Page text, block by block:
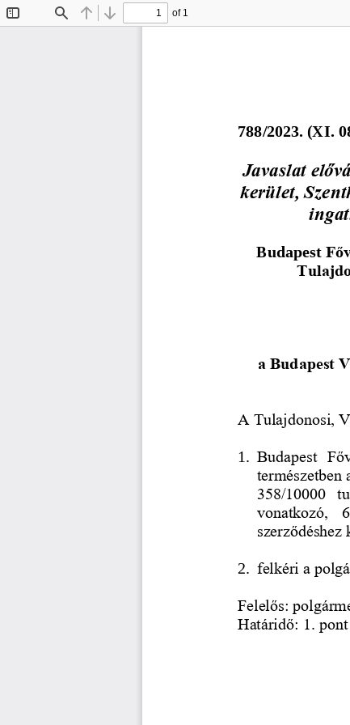
Find Previous
Next
of 1
788/2023. (XI. 0
Javaslat
kerület,
Budapest
a Budapest
A Tulajdonosi,
1. Budapest
358/10000
vonatkozó,
2. felkéri a
Felelős:
Határidő: 1.